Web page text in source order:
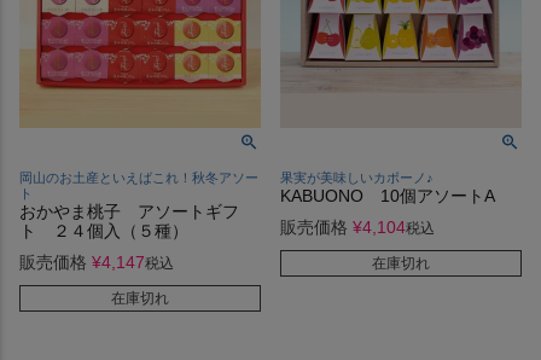
岡山のお土産といえばこれ！秋冬アソー
ト
おかやま桃子 アソートギフ
ト ２４個入（５種）
販売価格 ¥4,147税込
在庫切れ
果実が美味しいカボーノ♪
KABUONO 10個アソートA
販売価格 ¥4,104税込
在庫切れ